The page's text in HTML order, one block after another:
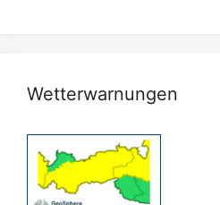
Wetterwarnungen